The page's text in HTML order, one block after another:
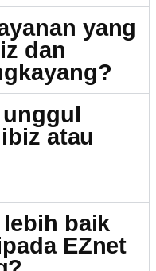
yang
dan
atau
baik
EZnet